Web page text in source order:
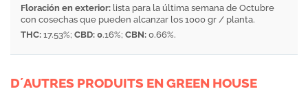
Floración en exterior: lista para la última semana de Octubre
con cosechas que pueden alcanzar los 1000 gr / planta.
THC: 17.53%; CBD: 0.16%; CBN: 0.66%.
D´AUTRES PRODUITS EN GREEN HOUSE